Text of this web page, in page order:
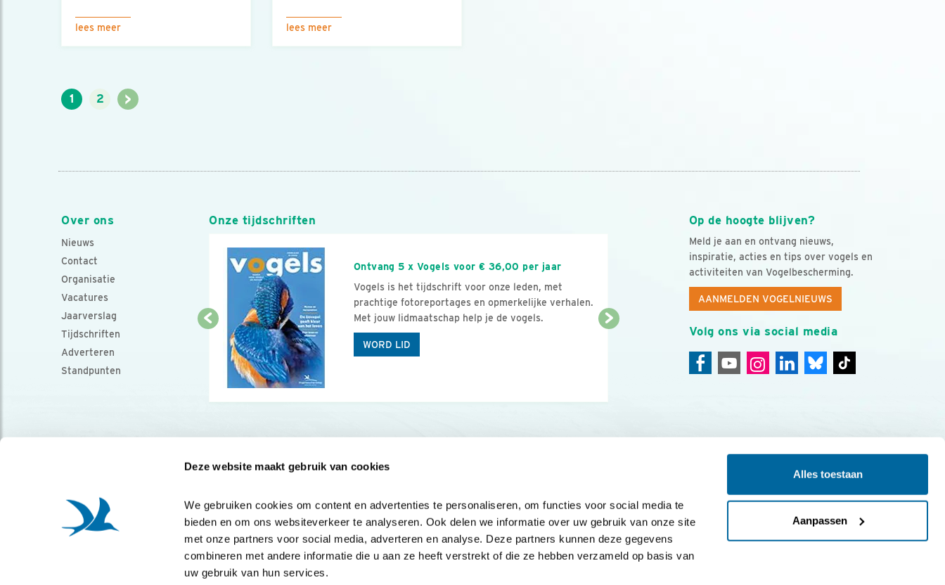
Deze website maakt gebruik van cookies
We gebruiken cookies om content en advertenties te personaliseren, om functies voor social media te
bieden en om ons websiteverkeer te analyseren. Ook delen we informatie over uw gebruik van onze site
met onze partners voor social media, adverteren en analyse. Deze partners kunnen deze gegevens
combineren met andere informatie die u aan ze heeft verstrekt of die ze hebben verzameld op basis van
uw gebruik van hun services.
Alles toestaan
Aanpassen
lees meer lees meer
1 2 >
Over ons
Nieuws
Contact
Organisatie
Vacatures
Jaarverslag
Tijdschriften
Adverteren
Standpunten
Op de hoogte blijven?
Meld je aan en ontvang nieuws,
inspiratie, acties en tips over vogels en
activiteiten van Vogelbescherming.
AANMELDEN VOGELNIEUWS
Volg ons via social media
Onze tijdschriften
Ontvang 5 x Vogels voor € 36,00 per jaar
Vogels is het tijdschrift voor onze leden, met
prachtige fotoreportages en opmerkelijke verhalen.
Met jouw lidmaatschap help je de vogels.
WORD LID